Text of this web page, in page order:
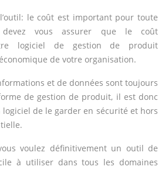
le coût est important pour toute
vous assurer que le coût
logiciel de gestion de produit
de votre organisation.
et de données sont toujours
de gestion de produit, il est donc
de le garder en sécurité et hors
voulez définitivement un outil de
à utiliser dans tous les domaines